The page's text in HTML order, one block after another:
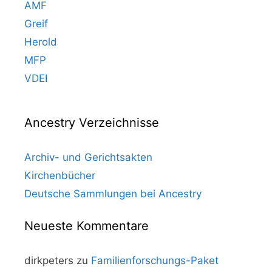
AMF
Greif
Herold
MFP
VDEI
Ancestry Verzeichnisse
Archiv- und Gerichtsakten
Kirchenbücher
Deutsche Sammlungen bei Ancestry
Neueste Kommentare
dirkpeters zu Familienforschungs-Paket